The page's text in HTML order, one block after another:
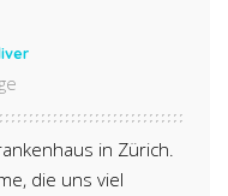
in Zürich.
die uns viel